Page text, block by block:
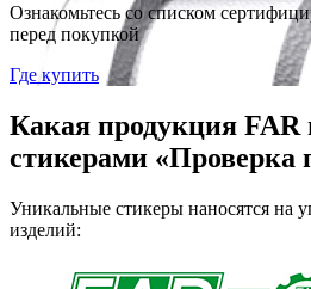
Ознакомьтесь со списком
перед покупкой
Где купить
Какая продукция FAR
стикерами «Проверка
Уникальные стикеры наносятся на
изделий: